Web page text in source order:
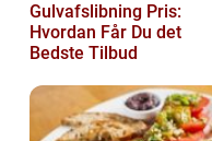
Gulvafslibning Pris:
Hvordan Får Du det
Bedste Tilbud